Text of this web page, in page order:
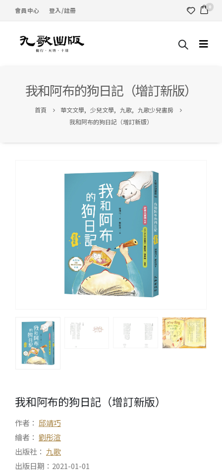
會員中心 登入/註冊 0
我和阿布的狗日記（增訂新版）
首頁 華文文學, 少兒文學, 九歌, 九歌少兒書房
我和阿布的狗日記（增訂新版）
我和阿布的狗日記（增訂新版）
作者： 邱靖巧
繪者： 劉彤渲
出版社： 九歌
出版日期：2021-01-01